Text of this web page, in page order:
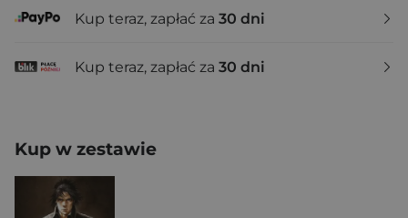
Kup teraz, zapłać za 30 dni
Kup teraz, zapłać za 30 dni
Kup w zestawie